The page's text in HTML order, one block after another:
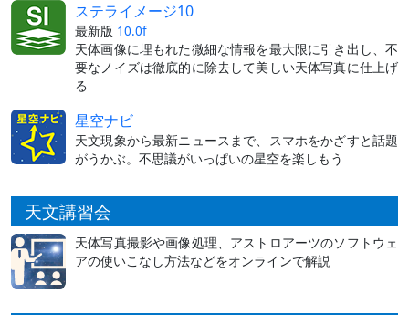
ステライメージ10
最新版 10.0f
天体画像に埋もれた微細な情報を最大限に引き出し、不
要なノイズは徹底的に除去して美しい天体写真に仕上げ
る
星空ナビ
天文現象から最新ニュースまで、スマホをかざすと話題
がうかぶ。不思議がいっぱいの星空を楽しもう
天文講習会
天体写真撮影や画像処理、アストロアーツのソフトウェ
アの使いこなし方法などをオンラインで解説